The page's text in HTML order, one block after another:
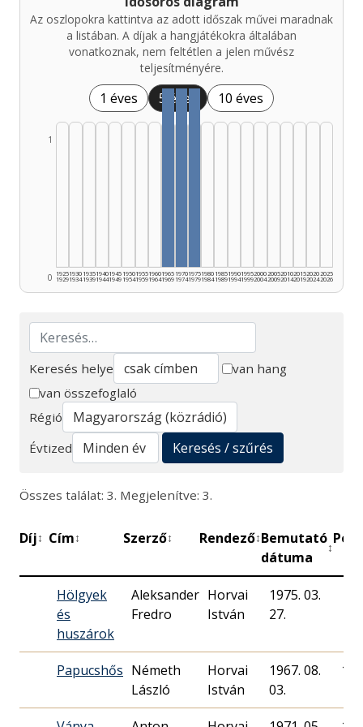
Az oszlopokra kattintva az adott időszak művei maradnak
a listában. A díjak a hangjátékokra általában
vonatkoznak, nem feltétlen a jelen művész
teljesítményére.
1 éves 5 éves 10 éves
0
1
1925
1929
1930
1934
1935
1939
1940
1944
1945
1949
1950
1954
1955
1959
1960
1964
1965
1969
1970
1974
1975
1979
1980
1984
1985
1989
1990
1994
1995
1999
2000
2004
2005
2009
2010
2014
2015
2019
2020
2024
2025
2026
Keresés
Keresés helye
van hang
van összefoglaló
Régió
Évtized
Keresés / szűrés
Összes találat: 3. Megjelenítve: 3.
Díj↕ Cím↕ Szerző↕ Rendező↕Bemutató
dátuma
↕
Perc
Hölgyek
és
huszárok
Aleksander
Fredro
Horvai
István
1975. 03.
27.
Papucshős Németh
László
Horvai
István
1967. 08.
03.
130